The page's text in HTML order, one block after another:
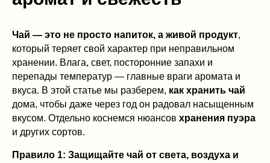
Чай — это не просто напиток, а живой продукт,
который теряет свой характер при неправильном
хранении. Влага, свет, посторонние запахи и
перепады температур — главные враги аромата и
вкуса. В этой статье мы разберем, как хранить чай
дома, чтобы даже через год он радовал насыщенным
вкусом. Отдельно коснемся нюансов хранения пуэра
и других сортов.
Правило 1: Защищайте чай от света, воздуха и